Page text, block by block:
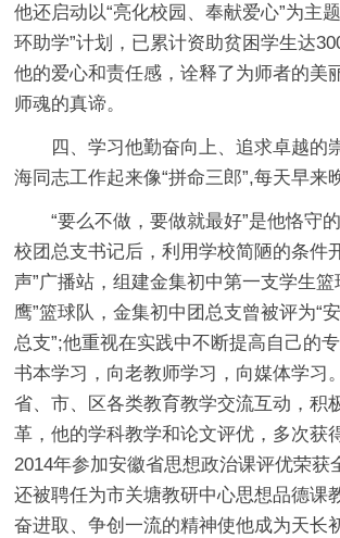
他还启动以“亮化校园、奉献爱心”为主
环助学”计划，已累计资助贫困学生达
他的爱心和责任感，诠释了为师者的美
师魂的真谛。
四、学习他勤奋向上、追求卓越的
海同志工作起来像“拼命三郎”,每天早来
“要么不做，要做就最好”是他恪守
校团总支书记后，利用学校简陋的条件
声”广播站，组建金集初中第一支学生
鹰”篮球队，金集初中团总支曾被评为“
总支”;他重视在实践中不断提高自己的
书本学习，向老教师学习，向媒体学习
省、市、区各类教育教学交流互动，积
革，他的学科教学和论文评优，多次获
2014年参加安徽省思想政治课评优荣获
还被聘任为市关塘教研中心思想品德课
奋进取、争创一流的精神使他成为天长